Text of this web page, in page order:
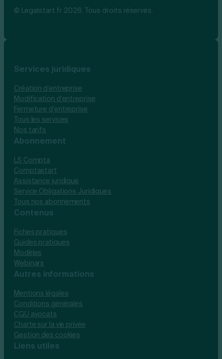
© Legalstart.fr 2026. Tous droits réservés.
Services juridiques
Création d’entreprise
Modification d’entreprise
Fermeture d’entreprise
Tous les services
Nos tarifs
Abonnement
LS Compta
Comptastart
Assistance juridique
Service Obligations Juridiques
Tous nos abonnements
Contenus
Fiches pratiques
Guides pratiques
Modèles
Webinars
Autres informations
Mentions légales
Conditions générales
CGU avocats
Charte sur la vie privée
Gestion des cookies
Liens utiles